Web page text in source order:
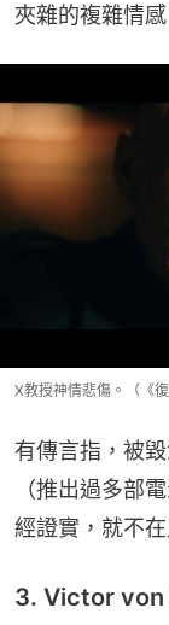
夾雜的複雜情感
X教授神情悲傷。（《
有傳言指，被
（推出過多部
經證實，就不在
3. Victor von